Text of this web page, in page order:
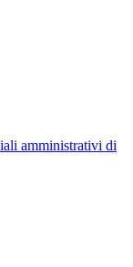
amministrativi di